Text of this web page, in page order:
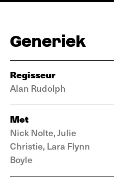
Generiek
Regisseur
Alan Rudolph
Met
Nick Nolte, Julie
Christie, Lara Flynn
Boyle